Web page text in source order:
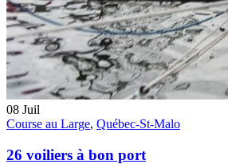
08 Juil
Course au Large, Québec-St-Malo
26 voiliers à bon port